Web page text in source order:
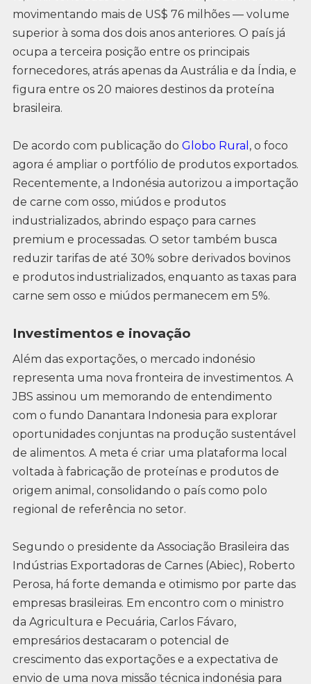
movimentando mais de US$ 76 milhões — volume
superior à soma dos dois anos anteriores. O país já
ocupa a terceira posição entre os principais
fornecedores, atrás apenas da Austrália e da Índia, e
figura entre os 20 maiores destinos da proteína
brasileira.
De acordo com publicação do Globo Rural , o foco
agora é ampliar o portfólio de produtos exportados.
Recentemente, a Indonésia autorizou a importação
de carne com osso, miúdos e produtos
industrializados, abrindo espaço para carnes
premium e processadas. O setor também busca
reduzir tarifas de até 30% sobre derivados bovinos
e produtos industrializados, enquanto as taxas para
carne sem osso e miúdos permanecem em 5%.
Investimentos e inovação
Além das exportações, o mercado indonésio
representa uma nova fronteira de investimentos. A
JBS assinou um memorando de entendimento
com o fundo Danantara Indonesia para explorar
oportunidades conjuntas na produção sustentável
de alimentos. A meta é criar uma plataforma local
voltada à fabricação de proteínas e produtos de
origem animal, consolidando o país como polo
regional de referência no setor.
Segundo o presidente da Associação Brasileira das
Indústrias Exportadoras de Carnes (Abiec), Roberto
Perosa, há forte demanda e otimismo por parte das
empresas brasileiras. Em encontro com o ministro
da Agricultura e Pecuária, Carlos Fávaro,
empresários destacaram o potencial de
crescimento das exportações e a expectativa de
envio de uma nova missão técnica indonésia para